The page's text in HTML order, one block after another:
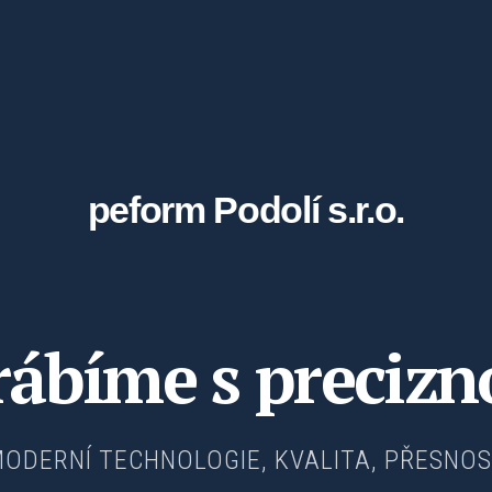
peform Podolí s.r.o.
s
TECHNOLOGIE, KVALITA,